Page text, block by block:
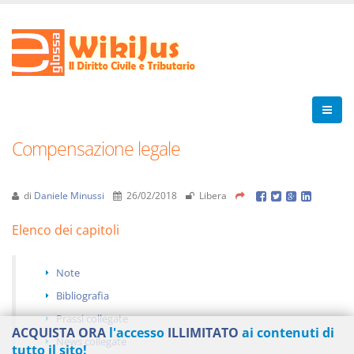
Compensazione legale
di Daniele Minussi 26/02/2018 Libera
Elenco dei capitoli
Note
Bibliografia
Prassi collegate
News collegate
ACQUISTA ORA l'accesso ILLIMITATO ai contenuti di
tutto il sito!